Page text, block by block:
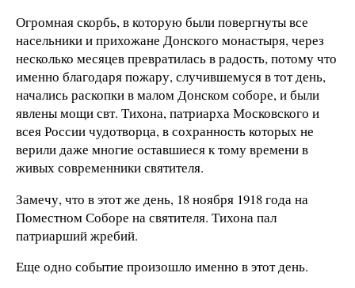
Огромная скорбь, в которую были повергнуты все
насельники и прихожане Донского монастыря, через
несколько месяцев превратилась в радость, потому что
именно благодаря пожару, случившемуся в тот день,
начались раскопки в малом Донском соборе, и были
явлены мощи свт. Тихона, патриарха Московского и
всея России чудотворца, в сохранность которых не
верили даже многие оставшиеся к тому времени в
живых современники святителя.
Замечу, что в этот же день, 18 ноября 1918 года на
Поместном Соборе на святителя. Тихона пал
патриарший жребий.
Еще одно событие произошло именно в этот день.